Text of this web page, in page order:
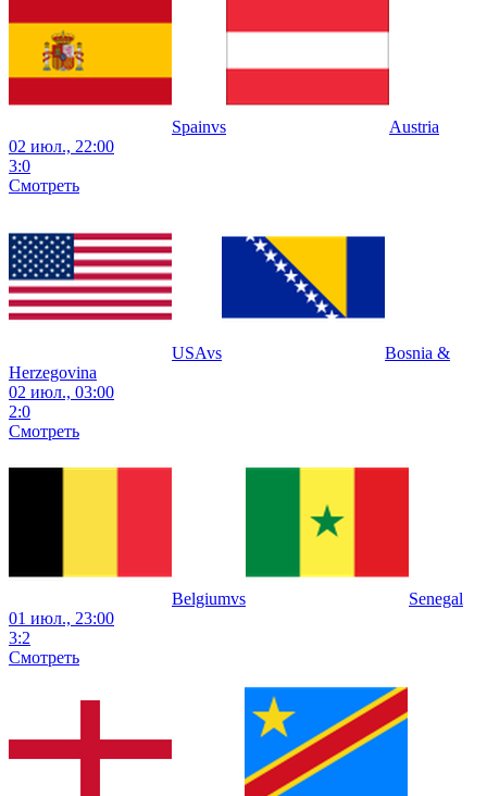
Spainvs
Austria
02 июл., 22:00
3:0
Смотреть
USAvs
Bosnia &
Herzegovina
02 июл., 03:00
2:0
Смотреть
Belgiumvs
Senegal
01 июл., 23:00
3:2
Смотреть